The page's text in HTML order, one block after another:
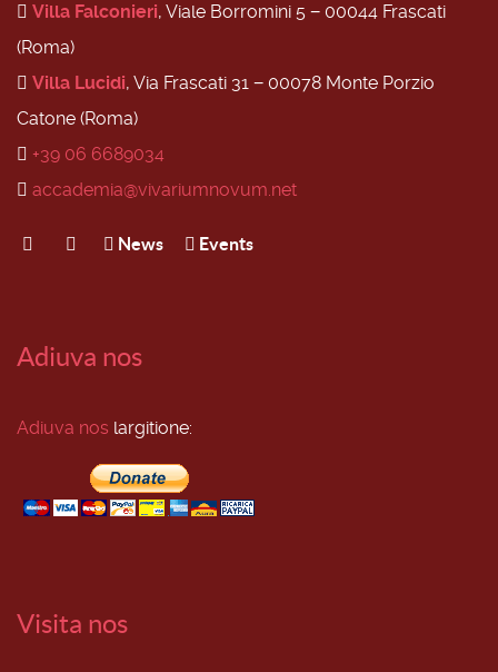
Villa Falconieri, Viale Borromini 5 − 00044 Frascati
(Roma)
Villa Lucidi, Via Frascati 31 − 00078 Monte Porzio
Catone (Roma)
+39 06 6689034
accademia@vivariumnovum.net
News Events
Adiuva nos
Adiuva nos largitione:
Visita nos